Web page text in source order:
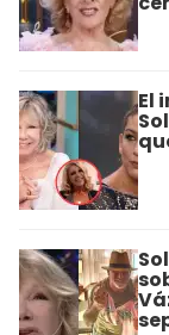
El